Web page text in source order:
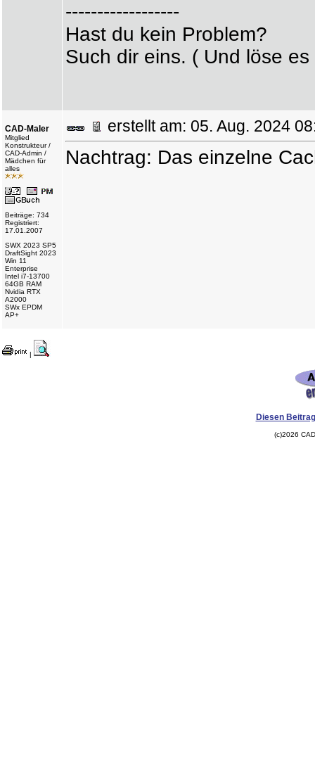
------------------
Hast du kein Problem?
Such dir eins. ( Und löse es
CAD-Maler
Mitglied
Konstrukteur /
CAD-Admin /
Mädchen für
alles
Beiträge: 734
Registriert:
17.01.2007
SWX 2023 SP5
DraftSight 2023
Win 11
Enterprise
Intel i7-13700
64GB RAM
Nvidia RTX
A2000
SWx EPDM
AP+
erstellt am: 05. Aug. 2024
Nachtrag: Das einzelne
|
Diesen
(c)2026